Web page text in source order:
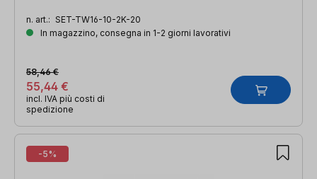
n. art.: SET-TW16-10-2K-20
In magazzino, consegna in 1-2 giorni lavorativi
55,44 €
58,46 €
incl. IVA più costi di
spedizione
-5%